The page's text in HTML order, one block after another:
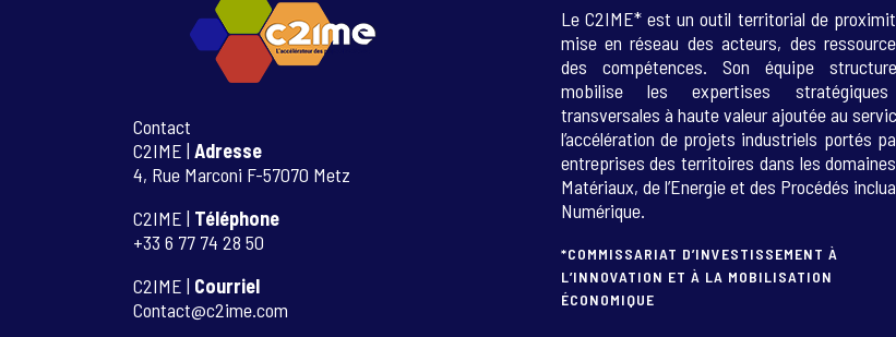
Contact
C2IME | Adresse
4, Rue Marconi F-57070 Metz
C2IME | Téléphone
+33 6 77 74 28 50
C2IME | Courriel
Contact@c2ime.com
Le C2IME* est un outil territorial de
mise en réseau des acteurs, des
des compétences. Son équipe
mobilise les expertises
transversales à haute valeur ajoutée au
l’accélération de projets industriels portés
entreprises des territoires dans les
Matériaux, de l’Energie et des Procédés
Numérique.
*COMMISSARIAT D’INVESTISSEMENT À
L’INNOVATION ET À LA MOBILISATION
ÉCONOMIQUE